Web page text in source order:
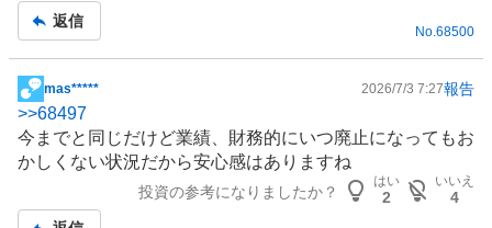
事
返信
No.68500
掲
示
板
記
mas***** 2026/7/3 7:27報告
>>68497
今までと同じだけど業績、財務的にいつ廃止になってもお
かしくない状況だから安心感はありますね
投資の参考になりましたか？
はい
2
いいえ
4